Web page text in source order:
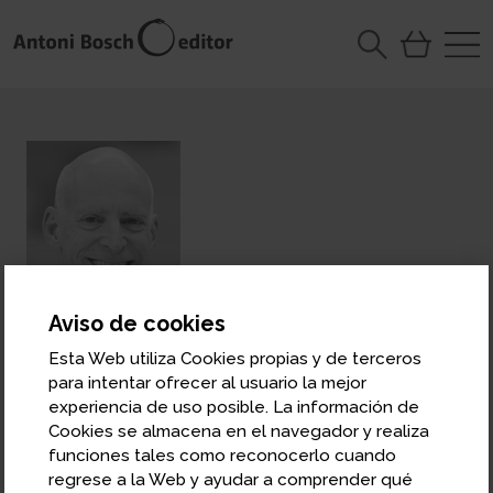
Eduard P. Lazear
Catedrático de Gestión de los Recursos
Humanos y de Economía de la Graduate
School of Business de Stanford University
Edward P. Lazear es el colaborador principal Morris
Aviso de cookies
Esta Web utiliza Cookies propias y de terceros
para intentar ofrecer al usuario la mejor
experiencia de uso posible. La información de
Cookies se almacena en el navegador y realiza
funciones tales como reconocerlo cuando
regrese a la Web y ayudar a comprender qué